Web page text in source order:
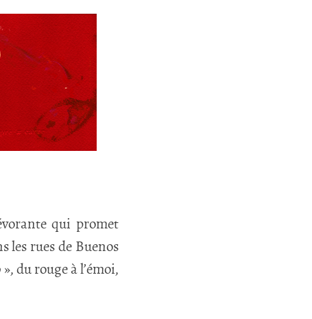
qui promet
les rues de Buenos
», du rouge à l’émoi,